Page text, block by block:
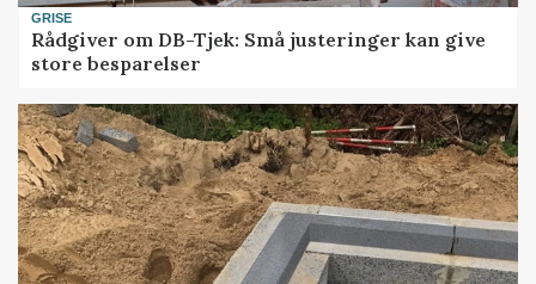
GRISE
Rådgiver om DB-Tjek: Små justeringer kan give
store besparelser